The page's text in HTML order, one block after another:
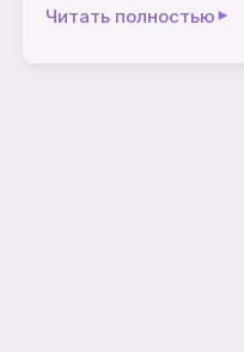
Читать полностью